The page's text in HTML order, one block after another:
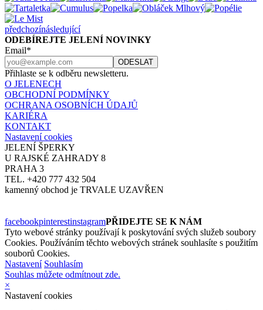
předchozínásledující
ODEBÍREJTE JELENÍ NOVINKY
Email*
Přihlaste se k odběru newsletteru.
O JELENECH
OBCHODNÍ PODMÍNKY
OCHRANA OSOBNÍCH ÚDAJŮ
KARIÉRA
KONTAKT
Nastavení cookies
JELENÍ ŠPERKY
U RAJSKÉ ZAHRADY 8
PRAHA 3
TEL. +420 777 432 504
kamenný obchod je TRVALE UZAVŘEN
facebookpinterestinstagramPŘIDEJTE SE K NÁM
Tyto webové stránky používají k poskytování svých služeb soubory
Cookies. Používáním těchto webových stránek souhlasíte s použitím
souborů Cookies.
Nastavení Souhlasím
Souhlas můžete odmítnout zde.
×
Nastavení cookies